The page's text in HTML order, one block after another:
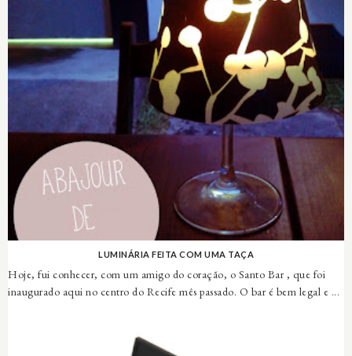
LUMINÁRIA FEITA COM UMA TAÇA
Hoje, fui conhecer, com um amigo do coração, o Santo Bar , que foi
inaugurado aqui no centro do Recife mês passado. O bar é bem legal e ...